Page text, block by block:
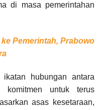
di masa pemerintahan
Pemerintah, Prabowo
hubungan antara
komitmen untuk terus
asas kesetaraan,